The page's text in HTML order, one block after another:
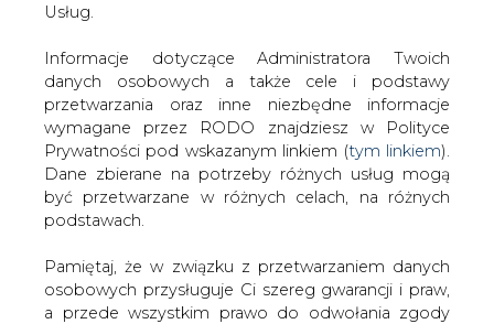
Usług.
Informacje dotyczące Administratora Twoich
danych osobowych a także cele i podstawy
przetwarzania oraz inne niezbędne informacje
wymagane przez RODO znajdziesz w Polityce
Prywatności pod wskazanym linkiem (tym linkiem).
Dane zbierane na potrzeby różnych usług mogą
być przetwarzane w różnych celach, na różnych
podstawach.
Pamiętaj, że w związku z przetwarzaniem danych
osobowych przysługuje Ci szereg gwarancji i praw,
a przede wszystkim prawo do odwołania zgody
mikrofalowniki z gwarancją na&#8230; 20 lat
drukuj
skomentuj
udostępnij
Doskonalenie elektrowni
na&#8230; 20 lat